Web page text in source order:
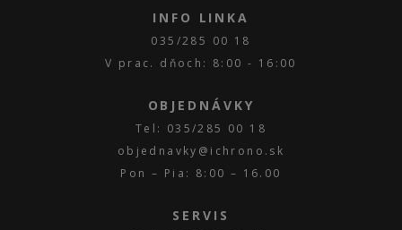
INFO LINKA
035/285 00 18
V prac. dňoch: 8:00 - 16:00
OBJEDNÁVKY
Tel: 035/285 00 18
objednavky@ichrono.sk
Pon – Pia: 8:00 – 16.00
SERVIS